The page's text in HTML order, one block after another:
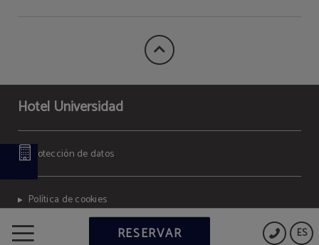
ES
RESERVAR
Hotel Universidad
Protección de datos
Política de cookies